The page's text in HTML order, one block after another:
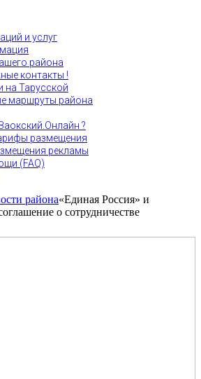
и услуг
района
контакты !
на Тарусской
маршруты района
?
размещения
рекламы
(FAQ)
района«Единая Россия» и
о сотрудничестве